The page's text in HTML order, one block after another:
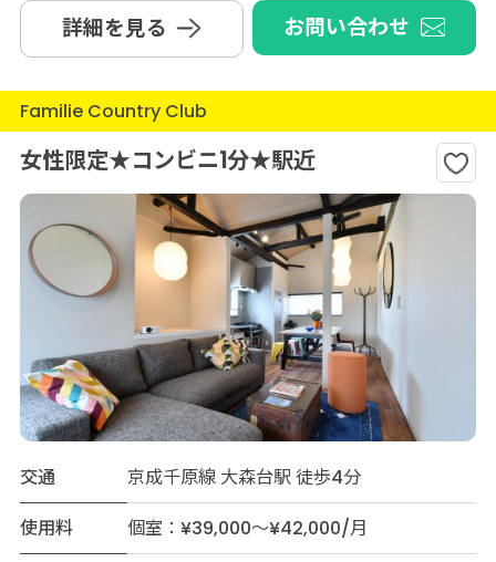
詳細を見る お問い合わせ
Familie Country Club
女性限定★コンビニ1分★駅近
交通
京成千原線 大森台駅 徒歩4分
使用料
個室：¥39,000～¥42,000/月